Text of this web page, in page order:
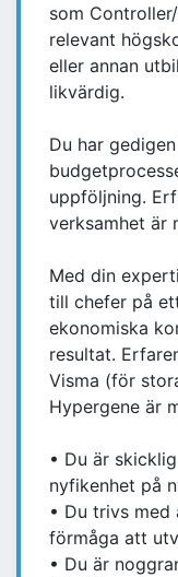
som
relevant
eller annan
likvärdig.
Du har
uppföljning.
verksamhet är
Med din
till chefer på
ekonomiska
resultat.
Visma (för
Hypergene är
• Du är
nyfikenhet på
• Du trivs
förmåga att
• Du är